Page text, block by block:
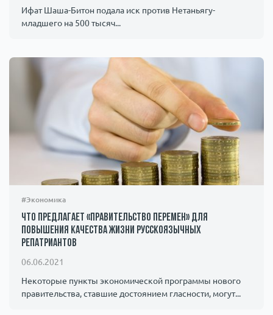
Ифат Шаша-Битон подала иск против Нетаньягу-
младшего на 500 тысяч...
#Экономика
Что предлагает «правительство перемен» для
повышения качества жизни русскоязычных
репатриантов
06.06.2021
Некоторые пункты экономической программы нового
правительства, ставшие достоянием гласности, могут...